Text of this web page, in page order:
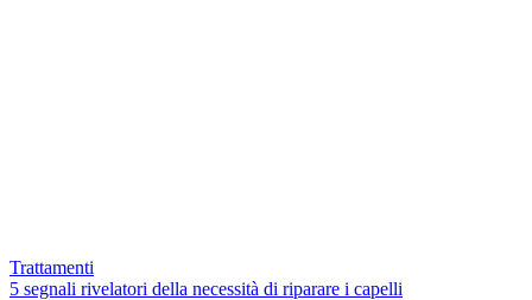
Trattamenti
5 segnali rivelatori della necessità di riparare i capelli